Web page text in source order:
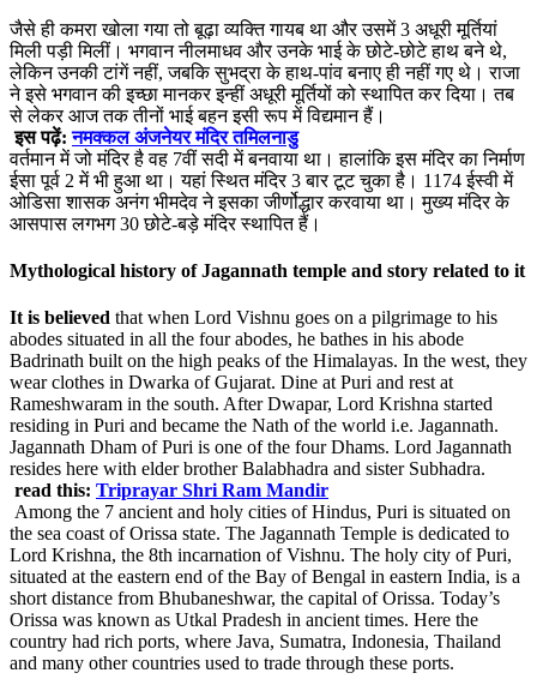
जैसे ही कमरा खोला गया तो बूढ़ा व्यक्ति गायब था और उसमें 3 अधूरी ‍मूर्तियां
मिली पड़ी मिलीं। भगवान नीलमाधव और उनके भाई के छोटे-छोटे हाथ बने थे,
लेकिन उनकी टांगें नहीं, जबकि सुभद्रा के हाथ-पांव बनाए ही नहीं गए थे। राजा
ने इसे भगवान की इच्छा मानकर इन्हीं अधूरी मूर्तियों को स्थापित कर दिया। तब
से लेकर आज तक तीनों भाई बहन इसी रूप में विद्यमान हैं।
इस पढ़ें:नमक्कल अंजनेयर मंदिर तमिलनाडु
वर्तमान में जो मंदिर है वह 7वीं सदी में बनवाया था। हालांकि इस मंदिर का निर्माण
ईसा पूर्व 2 में भी हुआ था। यहां स्थित मंदिर 3 बार टूट चुका है। 1174 ईस्वी में
ओडिसा शासक अनंग भीमदेव ने इसका जीर्णोद्धार करवाया था। मुख्‍य मंदिर के
आसपास लगभग 30 छोटे-बड़े मंदिर स्थापित हैं।
Mythological history of Jagannath temple and story related to it
It is believed that when Lord Vishnu goes on a pilgrimage to his
abodes situated in all the four abodes, he bathes in his abode
Badrinath built on the high peaks of the Himalayas. In the west, they
wear clothes in Dwarka of Gujarat. Dine at Puri and rest at
Rameshwaram in the south. After Dwapar, Lord Krishna started
residing in Puri and became the Nath of the world i.e. Jagannath.
Jagannath Dham of Puri is one of the four Dhams. Lord Jagannath
resides here with elder brother Balabhadra and sister Subhadra.
read this: Triprayar Shri Ram Mandir
Among the 7 ancient and holy cities of Hindus, Puri is situated on
the sea coast of Orissa state. The Jagannath Temple is dedicated to
Lord Krishna, the 8th incarnation of Vishnu. The holy city of Puri,
situated at the eastern end of the Bay of Bengal in eastern India, is a
short distance from Bhubaneshwar, the capital of Orissa. Today’s
Orissa was known as Utkal Pradesh in ancient times. Here the
country had rich ports, where Java, Sumatra, Indonesia, Thailand
and many other countries used to trade through these ports.